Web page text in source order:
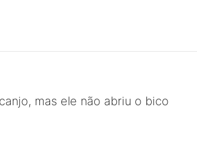
mas ele não abriu o bico